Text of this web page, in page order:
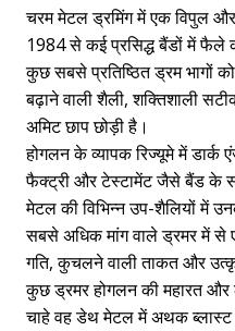
चरम मेटल ड्रमिंग में एक विपुल और
1984 से कई प्रसिद्ध बैंडों में फैले
कुछ सबसे प्रतिष्ठित ड्रम भागों
बढ़ाने वाली शैली, शक्तिशाली
अमिट छाप छोड़ी है।
होगलन के व्यापक रिज्यूमे में
फैक्ट्री और टेस्टामेंट जैसे बैंड के
मेटल की विभिन्न उप-शैलियों में
सबसे अधिक मांग वाले ड्रमर में से
गति, कुचलने वाली ताकत और
कुछ ड्रमर होगलन की महारत
चाहे वह डेथ मेटल में अथक ब्लास्ट